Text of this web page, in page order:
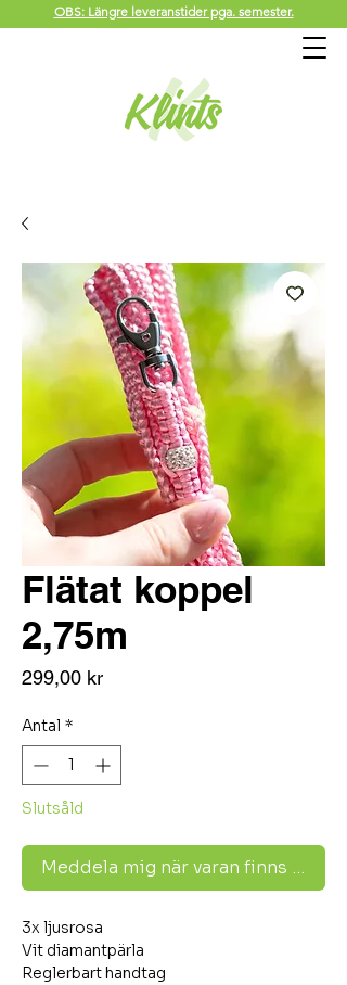
OBS: Längre leveranstider pga. semester.
Flätat koppel
2,75m
299,00 krPris
Antal *
Slutsåld
Meddela mig när varan finns i lager
3x ljusrosa
Vit diamantpärla
Reglerbart handtag